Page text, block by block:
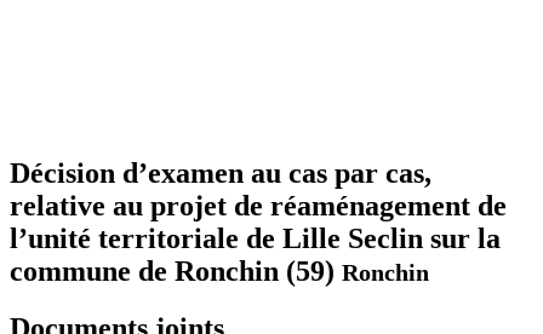
Décision d’examen au cas par cas,
relative au projet de réaménagement de
l’unité territoriale de Lille Seclin sur la
commune de Ronchin (59) Ronchin